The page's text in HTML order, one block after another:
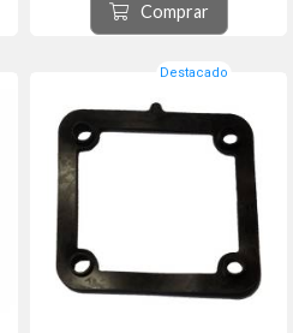
Comprar
Destacado